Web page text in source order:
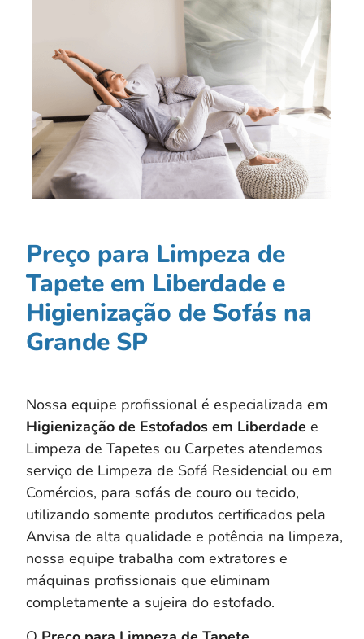
Preço para Limpeza de
Tapete em Liberdade e
Higienização de Sofás na
Grande SP
Nossa equipe profissional é especializada em
Higienização de Estofados em Liberdade e
Limpeza de Tapetes ou Carpetes atendemos
serviço de Limpeza de Sofá Residencial ou em
Comércios, para sofás de couro ou tecido,
utilizando somente produtos certificados pela
Anvisa de alta qualidade e potência na limpeza,
nossa equipe trabalha com extratores e
máquinas profissionais que eliminam
completamente a sujeira do estofado.